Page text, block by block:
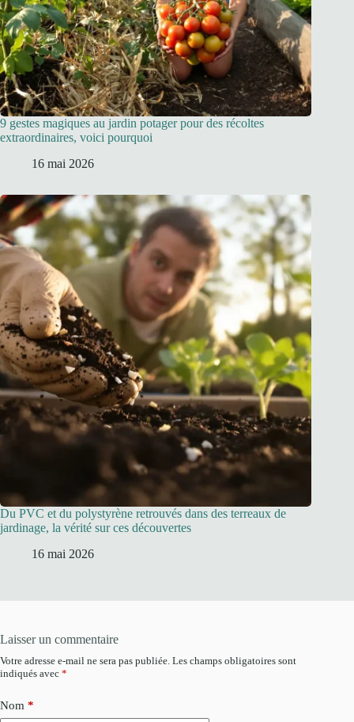
9 gestes magiques au jardin potager pour des récoltes
extraordinaires, voici pourquoi
16 mai 2026
Du PVC et du polystyrène retrouvés dans des terreaux de
jardinage, la vérité sur ces découvertes
16 mai 2026
Laisser un commentaire
Votre adresse e-mail ne sera pas publiée. Les champs obligatoires sont
indiqués avec *
Nom *